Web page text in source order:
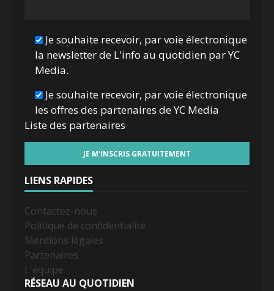
Je souhaite recevoir, par voie électronique
la newsletter de L'info au quotidien par YC
Media.
Je souhaite recevoir, par voie électronique
les offres des partenaires de YC Media
Liste des partenaires
LIENS RAPIDES
Contactez-nous
Politique de confidentialité
Mentions légales
Partenaires
L'équipe
RÉSEAU AU QUOTIDIEN